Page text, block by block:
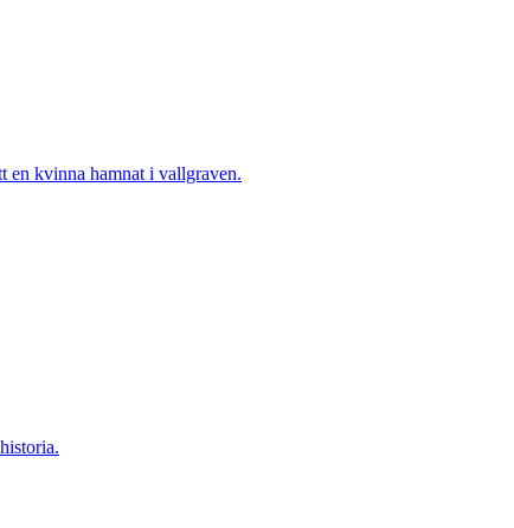
en kvinna hamnat i vallgraven.